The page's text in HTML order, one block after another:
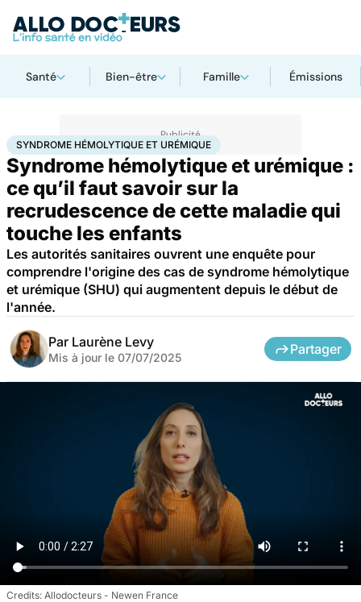
Santé Bien-être Famille Émissions
AccueilFamilleEnfantSyndrome hémolytique et urémique
SYNDROME HÉMOLYTIQUE ET URÉMIQUE
Syndrome hémolytique et urémique :
ce qu’il faut savoir sur la
recrudescence de cette maladie qui
touche les enfants
Les autorités sanitaires ouvrent une enquête pour
comprendre l'origine des cas de syndrome hémolytique
et urémique (SHU) qui augmentent depuis le début de
l'année.
Par Laurène Levy
Mis à jour le 07/07/2025
Partager
Allodocteurs - Newen France